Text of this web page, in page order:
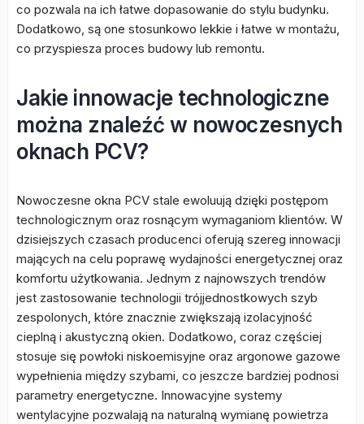
co pozwala na ich łatwe dopasowanie do stylu budynku.
Dodatkowo, są one stosunkowo lekkie i łatwe w montażu,
co przyspiesza proces budowy lub remontu.
Jakie innowacje technologiczne
można znaleźć w nowoczesnych
oknach PCV?
Nowoczesne okna PCV stale ewoluują dzięki postępom
technologicznym oraz rosnącym wymaganiom klientów. W
dzisiejszych czasach producenci oferują szereg innowacji
mających na celu poprawę wydajności energetycznej oraz
komfortu użytkowania. Jednym z najnowszych trendów
jest zastosowanie technologii trójjednostkowych szyb
zespolonych, które znacznie zwiększają izolacyjność
cieplną i akustyczną okien. Dodatkowo, coraz częściej
stosuje się powłoki niskoemisyjne oraz argonowe gazowe
wypełnienia między szybami, co jeszcze bardziej podnosi
parametry energetyczne. Innowacyjne systemy
wentylacyjne pozwalają na naturalną wymianę powietrza